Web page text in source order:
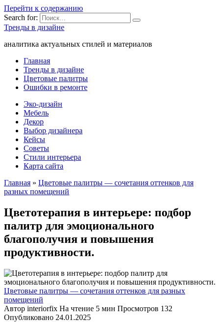
Перейти к содержанию
Search for:
Тренды в дизайне
аналитика актуальных стилей и материалов
Главная
Тренды в дизайне
Цветовые палитры
Ошибки в ремонте
Эко-дизайн
Мебель
Декор
Выбор дизайнера
Кейсы
Советы
Стили интерьера
Карта сайта
Главная » Цветовые палитры — сочетания оттенков для
разных помещений
Цветотерапия в интерьере: подбор
палитр для эмоционального
благополучия и повышения
продуктивности.
Цветовые палитры — сочетания оттенков для разных
помещений
Автор interiorfix На чтение 5 мин Просмотров 132
Опубликовано 24.01.2025